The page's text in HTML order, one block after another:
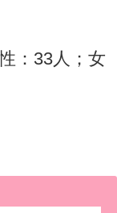
：33人；女